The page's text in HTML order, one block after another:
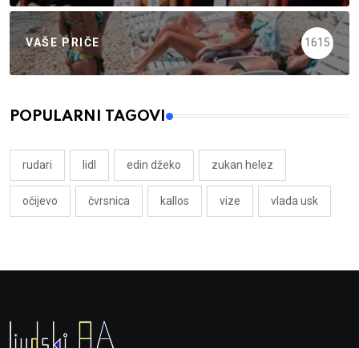
VAŠE PRIČE 1615
POPULARNI TAGOVI
rudari lidl edin džeko zukan helez
očijevo čvrsnica kallos vize vlada usk